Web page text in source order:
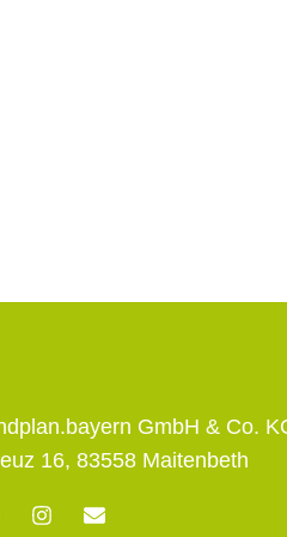
GmbH & Co.
16, 83558 Maitenbeth
I
n
E
n